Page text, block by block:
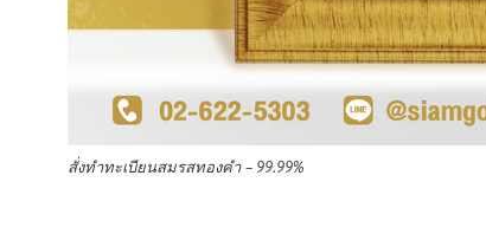
สั่งทำทะเบียนสมรสทองคำ – 99.99%